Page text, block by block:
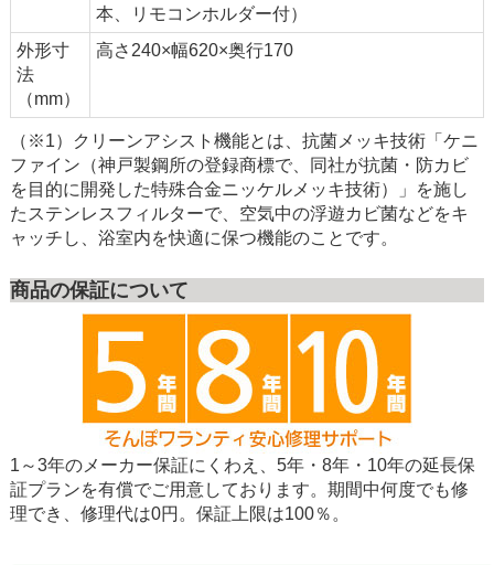
本、リモコンホルダー付）
外形寸
法
（mm）
高さ240×幅620×奥行170
（※1）クリーンアシスト機能とは、抗菌メッキ技術「ケニ
ファイン（神戸製鋼所の登録商標で、同社が抗菌・防カビ
を目的に開発した特殊合金ニッケルメッキ技術）」を施し
たステンレスフィルターで、空気中の浮遊カビ菌などをキ
ャッチし、浴室内を快適に保つ機能のことです。
商品の保証について
1～3年のメーカー保証にくわえ、5年・8年・10年の延長保
証プランを有償でご用意しております。期間中何度でも修
理でき、修理代は0円。保証上限は100％。